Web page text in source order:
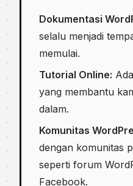
Dokumentasi
selalu menjadi
memulai.
Tutorial Online:
yang membantu
dalam.
Komunitas
dengan komunitas
seperti forum
Facebook.